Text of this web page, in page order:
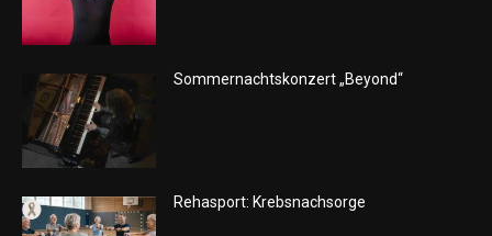
Sommernachtskonzert „Beyond“
Rehasport: Krebsnachsorge